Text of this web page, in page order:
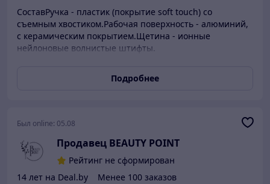
СоставРучка - пластик (покрытие soft touch) со
съемным хвостиком.Рабочая поверхность - алюминий,
с керамическим покрытием.Щетина - ионные
нейлоновые волнистые штифты.
Подробнее
Был online: 05.08
Продавец BEAUTY POINT
Рейтинг не сформирован
14 лет на Deal.by
Менее 100 заказов